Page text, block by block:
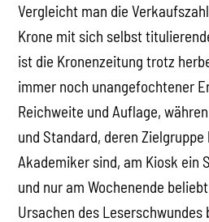
Vergleicht man die
Krone mit sich selbst
ist die Kronenzeitung trotz
immer noch unangefochtener
Reichweite und Auflage,
und Standard, deren
Akademiker sind, am Kiosk ein
und nur am Wochenende
Ursachen des Leserschwundes